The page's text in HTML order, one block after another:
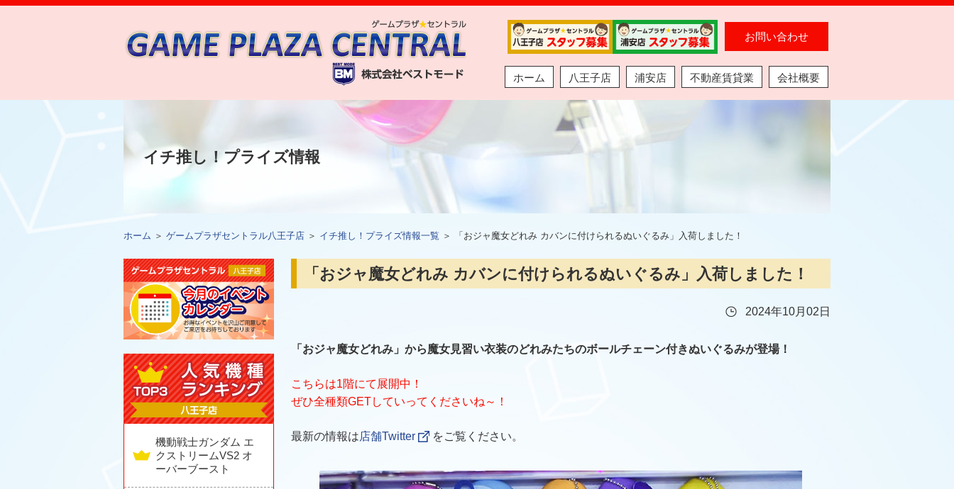
お問い合わせ
ホーム 八王子店 浦安店 不動産賃貸業 会社概要
イチ推し！プライズ情報
ホーム ＞ ゲームプラザセントラル八王子店 ＞ イチ推し！プライズ情報一覧 ＞ 「おジャ魔女どれみ カバンに付けられるぬいぐるみ」入荷しました！
「おジャ魔女どれみ カバンに付けられるぬいぐるみ」入荷しました！
2024年10月02日
「おジャ魔女どれみ」から魔女見習い衣装のどれみたちのボールチェーン付きぬいぐるみが登場！
こちらは1階にて展開中！
ぜひ全種類GETしていってくださいね～！
最新の情報は店舗Twitter をご覧ください。
機動戦士ガンダム エ
クストリームVS2 オ
ーバーブースト